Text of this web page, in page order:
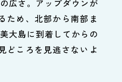
広さ。アップダウンが
ため、北部から南部ま
大島に到着してからの
どころを見逃さないよ